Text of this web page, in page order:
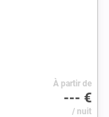
À partir de
--- €
/ nuit